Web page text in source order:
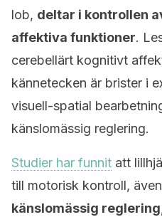
lob, deltar i kontrollen
affektiva funktioner.
cerebellärt kognitivt
kännetecken är brister i
visuell-spatial
känslomässig reglering.
Studier har funnit att
till motorisk kontroll, även
känslomässig